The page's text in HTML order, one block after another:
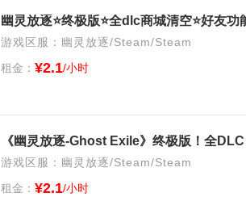
幽灵放逐⭐终极版⭐全dlc商城清空⭐好友功
游戏区服：幽灵放逐/Steam/Steam
租金： ¥2.1/小时
《幽灵放逐-Ghost Exile》终极版！全
游戏区服：幽灵放逐/Steam/Steam
租金： ¥2.1/小时